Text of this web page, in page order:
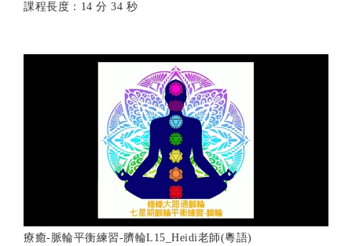
課程長度：14 分 34 秒
療癒-脈輪平衡練習-臍輪L15_Heidi老師(粵語)